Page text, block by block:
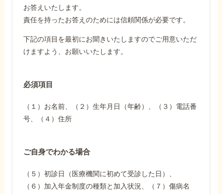
お答えいたします。
責任を持ったお答えのためには信頼関係が必要です。
下記の項目を最初にお聞きいたしますのでご用意いただ
けますよう、お願いいたします。
必須項目
（１）お名前、（２）生年月日（年齢）、（３）電話番
号、（４）住所
ご自身でわかる場合
（５）初診日（医療機関に初めて受診した日）、
（６）加入年金制度の種類と加入状況、（７）傷病名